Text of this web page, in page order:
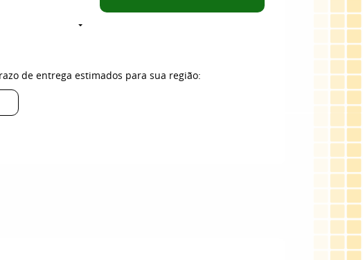
de entrega estimados para sua região: